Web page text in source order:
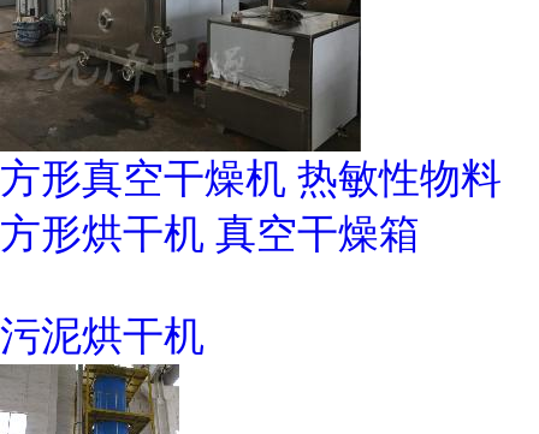
方形真空干燥机 热敏性物料
方形烘干机 真空干燥箱
污泥烘干机